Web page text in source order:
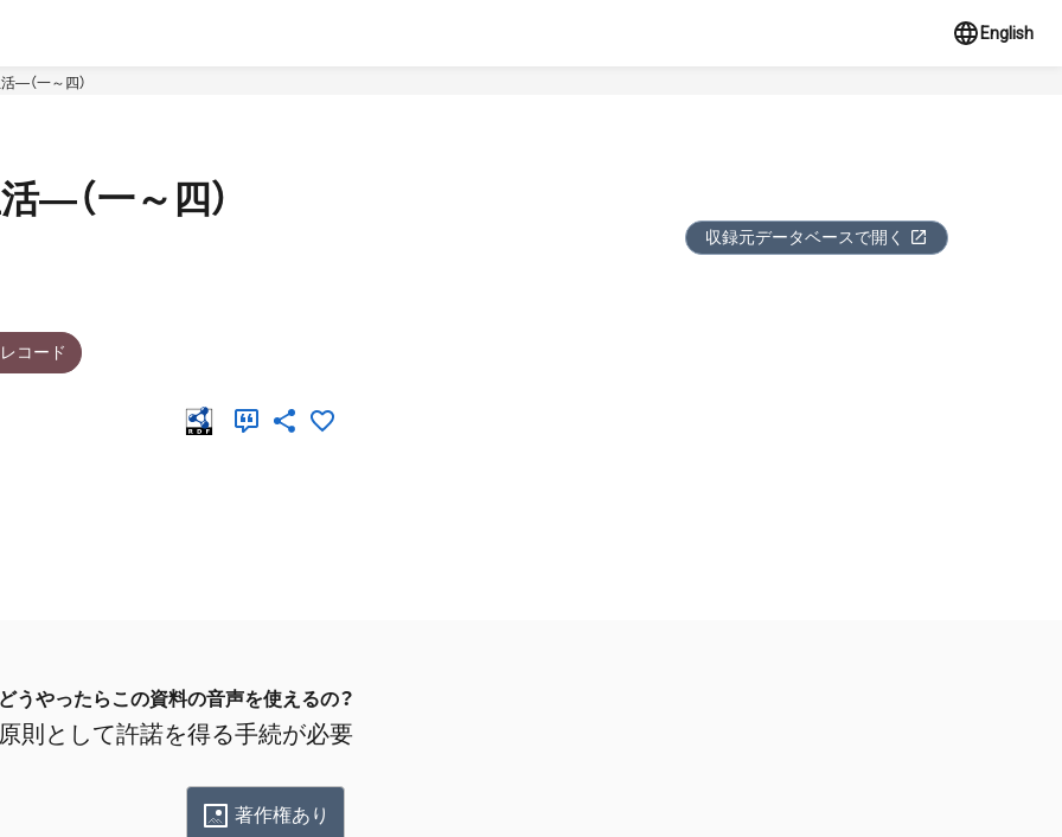
English
（一～四）
（一～四）
収録元データベースで開く
コード
どうやったらこの資料の音声を使えるの？
原則として許諾を得る手続が必要
著作権あり